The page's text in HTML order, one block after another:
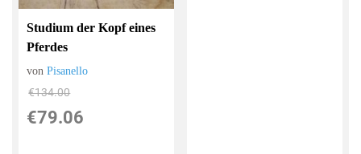
Studium der Kopf eines
Pferdes
vonPisanello
€134.00
€79.06